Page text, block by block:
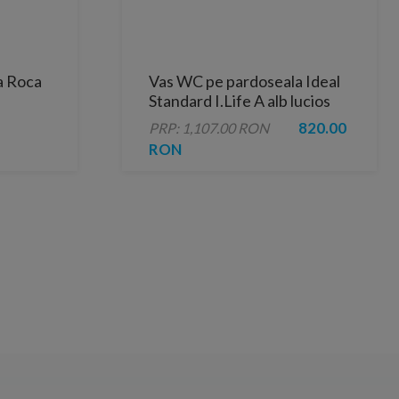
Roca
de
Vas WC pe pardoseala Ideal
Standard I.Life A alb lucios
66.5x36 cm rimless
PRP: 1,107.00 RON
820.00
RON